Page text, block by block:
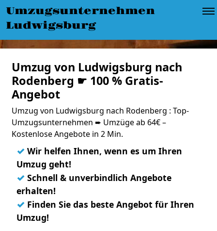
Umzugsunternehmen
Ludwigsburg
Umzug von Ludwigsburg nach
Rodenberg ☛ 100 % Gratis-
Angebot
Umzug von Ludwigsburg nach Rodenberg : Top-
Umzugsunternehmen ➨ Umzüge ab 64€ –
Kostenlose Angebote in 2 Min.
✓ Wir helfen Ihnen, wenn es um Ihren
Umzug geht!
✓ Schnell & unverbindlich Angebote
erhalten!
✓ Finden Sie das beste Angebot für Ihren
Umzug!